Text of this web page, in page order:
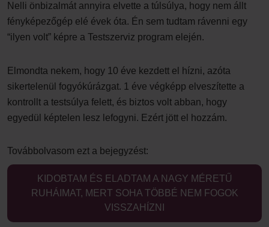
Nelli önbizalmát annyira elvette a túlsúlya, hogy nem állt
fényképezőgép elé évek óta. Én sem tudtam rávenni egy
“ilyen volt” képre a Testszerviz program elején.
Elmondta nekem, hogy 10 éve kezdett el hízni, azóta
sikertelenül fogyókúrázgat. 1 éve végképp elveszítette a
kontrollt a testsúlya felett, és biztos volt abban, hogy
egyedül képtelen lesz lefogyni. Ezért jött el hozzám.
Továbbolvasom ezt a bejegyzést:
KIDOBTAM ÉS ELADTAM A NAGY MÉRETŰ
RUHÁIMAT, MERT SOHA TÖBBÉ NEM FOGOK
VISSZAHÍZNI